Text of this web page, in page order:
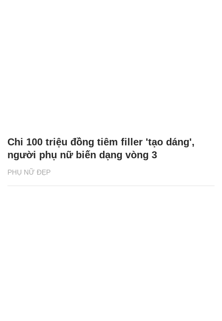
PHỤ NỮ ĐẸP
Chi 100 triệu đồng tiêm filler 'tạo dáng',
người phụ nữ biến dạng vòng 3